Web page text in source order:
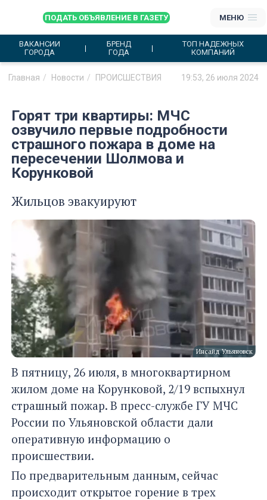
ПОДАТЬ ОБЪЯВЛЕНИЕ В ГАЗЕТУ МЕНЮ
ВАКАНСИИ
ГОРОДА
БРЕНД
ГОДА
ТОП НАДЕЖНЫХ
КОМПАНИЙ
Главная Новости ПРОИСШЕСТВИЯ 19:53, 26 июля 2024
Горят три квартиры: МЧС
озвучило первые подробности
страшного пожара в доме на
пересечении Шолмова и
Корунковой
Жильцов эвакуируют
Инсайд Ульяновск
В пятницу, 26 июля, в многоквартирном
жилом доме на Корунковой, 2/19 вспыхнул
страшный пожар. В пресс-службе ГУ МЧС
России по Ульяновской области дали
оперативную информацию о
происшествии.
По предварительным данным, сейчас
происходит открытое горение в трех